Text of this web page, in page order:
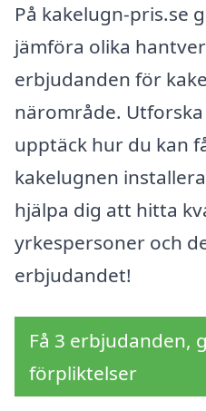
På kakelugn-pris.se
jämföra olika
erbjudanden för
närområde.
upptäck hur du kan
kakelugnen
hjälpa dig att hitta
yrkespersoner och
erbjudandet!
Få 3 erbjudanden,
förpliktelser